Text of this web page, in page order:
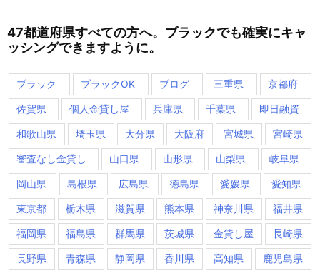
47都道府県すべての方へ。ブラックでも確実にキャ
ッシングできますように。
ブラック ブラックOK ブログ 三重県 京都府
佐賀県 個人金貸し屋 兵庫県 千葉県 即日融資
和歌山県 埼玉県 大分県 大阪府 宮城県 宮崎県
審査なし金貸し 山口県 山形県 山梨県 岐阜県
岡山県 島根県 広島県 徳島県 愛媛県 愛知県
東京都 栃木県 滋賀県 熊本県 神奈川県 福井県
福岡県 福島県 群馬県 茨城県 金貸し屋 長崎県
長野県 青森県 静岡県 香川県 高知県 鹿児島県